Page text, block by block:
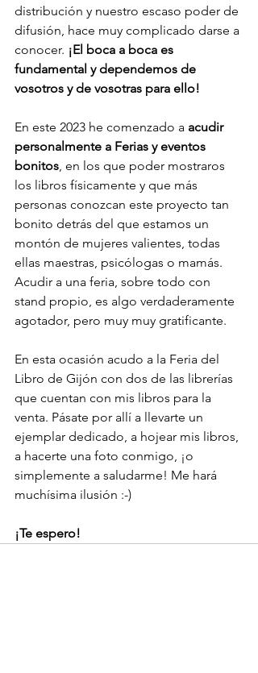
distribución y nuestro escaso poder de
difusión, hace muy complicado darse a
conocer. ¡El boca a boca es
fundamental y dependemos de
vosotros y de vosotras para ello!
En este 2023 he comenzado a acudir
personalmente a Ferias y eventos
bonitos, en los que poder mostraros
los libros físicamente y que más
personas conozcan este proyecto tan
bonito detrás del que estamos un
montón de mujeres valientes, todas
ellas maestras, psicólogas o mamás.
Acudir a una feria, sobre todo con
stand propio, es algo verdaderamente
agotador, pero muy muy gratificante.
En esta ocasión acudo a la Feria del
Libro de Gijón con dos de las librerías
que cuentan con mis libros para la
venta. Pásate por allí a llevarte un
ejemplar dedicado, a hojear mis libros,
a hacerte una foto conmigo, ¡o
simplemente a saludarme! Me hará
muchísima ilusión :-)
¡Te espero!